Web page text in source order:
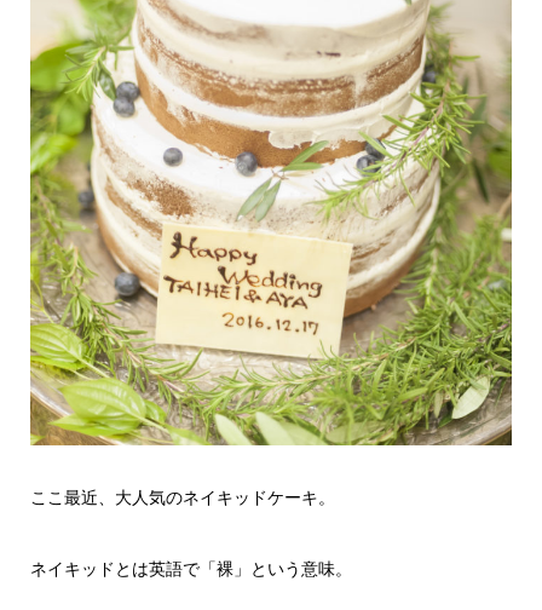
ここ最近、大人気のネイキッドケーキ。
ネイキッドとは英語で「裸」という意味。